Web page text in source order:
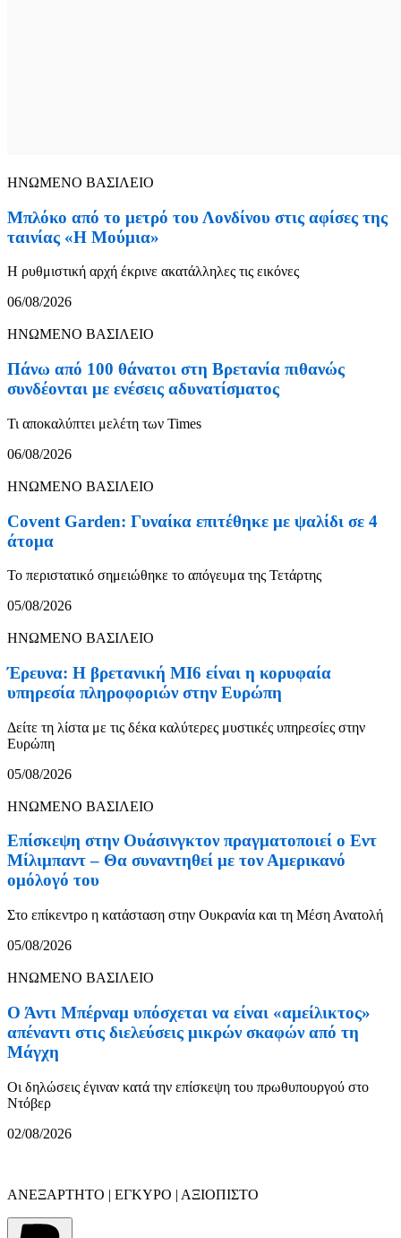
ΗΝΩΜΕΝΟ ΒΑΣΙΛΕΙΟ
Μπλόκο από το μετρό του Λονδίνου στις αφίσες της
ταινίας «Η Μούμια»
Η ρυθμιστική αρχή έκρινε ακατάλληλες τις εικόνες
06/08/2026
ΗΝΩΜΕΝΟ ΒΑΣΙΛΕΙΟ
Πάνω από 100 θάνατοι στη Βρετανία πιθανώς
συνδέονται με ενέσεις αδυνατίσματος
Τι αποκαλύπτει μελέτη των Times
06/08/2026
ΗΝΩΜΕΝΟ ΒΑΣΙΛΕΙΟ
Covent Garden: Γυναίκα επιτέθηκε με ψαλίδι σε 4
άτομα
Το περιστατικό σημειώθηκε το απόγευμα της Τετάρτης
05/08/2026
ΗΝΩΜΕΝΟ ΒΑΣΙΛΕΙΟ
Έρευνα: Η βρετανική MI6 είναι η κορυφαία
υπηρεσία πληροφοριών στην Ευρώπη
Δείτε τη λίστα με τις δέκα καλύτερες μυστικές υπηρεσίες στην
Ευρώπη
05/08/2026
ΗΝΩΜΕΝΟ ΒΑΣΙΛΕΙΟ
Επίσκεψη στην Ουάσινγκτον πραγματοποιεί ο Εντ
Μίλιμπαντ – Θα συναντηθεί με τον Αμερικανό
ομόλογό του
Στο επίκεντρο η κατάσταση στην Ουκρανία και τη Μέση Ανατολή
05/08/2026
ΗΝΩΜΕΝΟ ΒΑΣΙΛΕΙΟ
Ο Άντι Μπέρναμ υπόσχεται να είναι «αμείλικτος»
απέναντι στις διελεύσεις μικρών σκαφών από τη
Μάγχη
Οι δηλώσεις έγιναν κατά την επίσκεψη του πρωθυπουργού στο
Ντόβερ
02/08/2026
ΑΝΕΞΑΡΤΗΤΟ | ΕΓΚΥΡΟ | ΑΞΙΟΠΙΣΤΟ